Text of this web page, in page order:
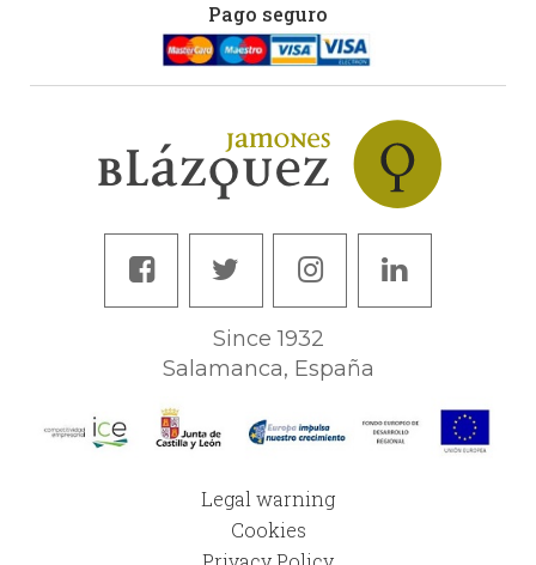
Pago seguro
Since 1932
Salamanca, España
Legal warning
Cookies